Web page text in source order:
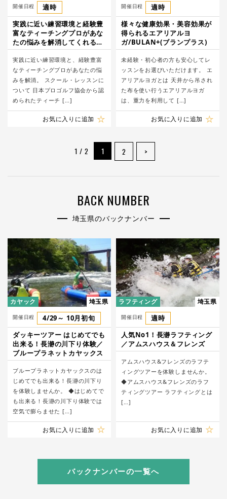
開催日程
適時
実践に近い練習環境と経験豊
富なティーチングプロがあな
たの悩みを解消してくれるゴ
ルフレッスン/リバーサイド
ゴルフ練習場
実践に近い練習環境と、経験豊富
なティーチングプロがあなたの悩
みを解消。 スクール・レッスンに
ついて 日本プロゴルフ協会から認
められたティーチ […]
お気に入りに追加
開催日程
適時
様々な健康効果・美容効果が
得られるエアリアルヨ
ガ/BULAN+(ブランプラス)
未経験・初心者の方も安心してレ
ッスンをお選びいただけます。 エ
アリアルヨガとは 天井から吊され
た布を使い行うエアリアルヨガ
は、重力を利用して […]
お気に入りに追加
1 / 2 1 2 >
BACK NUMBER
埼玉県のバックナンバー
カヤック 埼玉県
開催日程
4/29～ 10月初旬
ダッキーツアー はじめてでも
出来る！長瀞の川下り体験／
ブループラネットカヤックス
ブループラネットカヤックスのは
じめてでも出来る！長瀞の川下り
を体験しませんか。 ◆はじめてで
も出来る！長瀞の川下り体験では
空気で膨らませた […]
お気に入りに追加
ラフティング 埼玉県
開催日程
適時
人気No1！長瀞ラフティング
／アムスハウス＆フレンズ
アムスハウス&フレンズのラフテ
ィングツアーを体験しませんか。
◆アムスハウス&フレンズのラフ
ティングツアー ラフティングとは
[…]
お気に入りに追加
バックナンバーの一覧へ